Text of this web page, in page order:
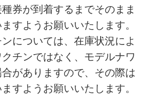
券が到着するまでそのまま
すようお願いいたします。
については、在庫状況によ
チンではなく、モデルナワ
がありますので、その際は
すようお願いいたします。